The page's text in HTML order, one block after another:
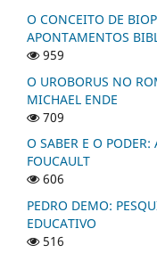
O CONCEITO DE
APONTAMENTOS
959
O UROBORUS NO
MICHAEL ENDE
709
O SABER E O
FOUCAULT
606
PEDRO DEMO:
EDUCATIVO
516